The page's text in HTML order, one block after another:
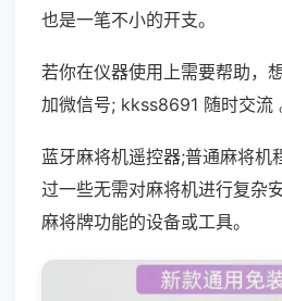
也是一笔不小的开支。
若你在仪器使用上需要帮助，
加微信号; kkss8691 随时交流
蓝牙麻将机遥控器;普通麻将机
过一些无需对麻将机进行复杂
麻将牌功能的设备或工具。